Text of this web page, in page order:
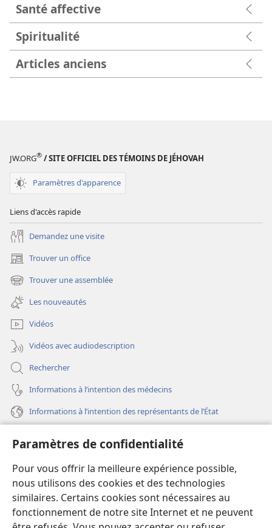
Paramètres de confidentialité
Pour vous offrir la meilleure expérience possible,
nous utilisons des cookies et des technologies
similaires. Certains cookies sont nécessaires au
fonctionnement de notre site Internet et ne peuvent
Santé affective
Spiritualité
Articles anciens
JW.ORG® / SITE OFFICIEL DES TÉMOINS DE JÉHOVAH
Paramètres d'apparence
Liens d'accès rapide
Demandez une visite
Trouver un office
(ouvre
une
nouvelle
fenêtre)
Trouver une assemblée
(ouvre
une
nouvelle
fenêtre)
Les nouveautés
Vidéos
Vidéos avec audiodescription
Rechercher
Informations à l’intention des médecins
Informations à l’intention des représentants de l’État
(ouvre
une
nouvelle
fenêtre)
Bibliothèque en ligne
(ouvre
une
JW Hub®